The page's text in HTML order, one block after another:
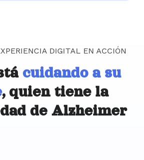
DIGITAL EN ACCIÓN
cuidando a su
, quien tiene la
de Alzheimer